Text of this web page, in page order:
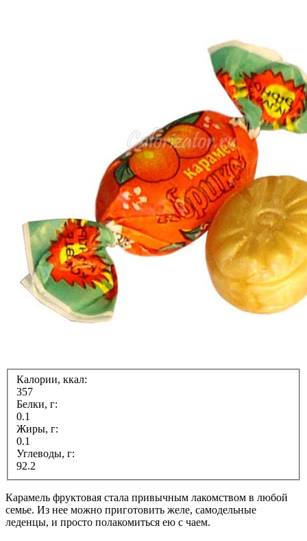
Калории, ккал:
357
Белки, г:
0.1
Жиры, г:
0.1
Углеводы, г:
92.2
Карамель фруктовая стала привычным лакомством в любой
семье. Из нее можно приготовить желе, самодельные
леденцы, и просто полакомиться ею с чаем.